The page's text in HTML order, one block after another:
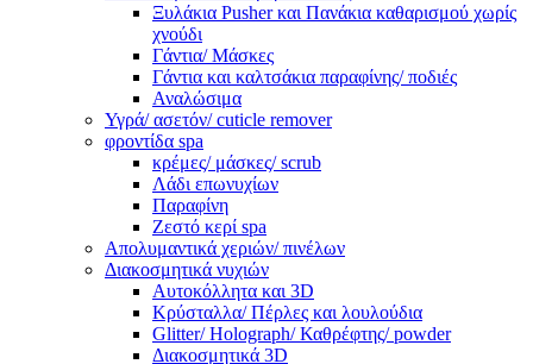
Ξυλάκια Pusher και Πανάκια καθαρισμού χωρίς
χνούδι
Γάντια/ Μάσκες
Γάντια και καλτσάκια παραφίνης/ ποδιές
Αναλώσιμα
Υγρά/ ασετόν/ cuticle remover
φροντίδα spa
κρέμες/ μάσκες/ scrub
Λάδι επωνυχίων
Παραφίνη
Ζεστό κερί spa
Απολυμαντικά χεριών/ πινέλων
Διακοσμητικά νυχιών
Αυτοκόλλητα και 3D
Κρύσταλλα/ Πέρλες και λουλούδια
Glitter/ Holograph/ Καθρέφτης/ powder
Διακοσμητικά 3D